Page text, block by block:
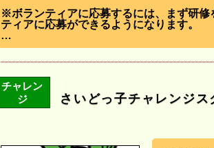
※ボランティアに応募するには、まず研
ティアに応募ができるようになります。
…
チャレン
ジ
さいどっ子チャレンジス